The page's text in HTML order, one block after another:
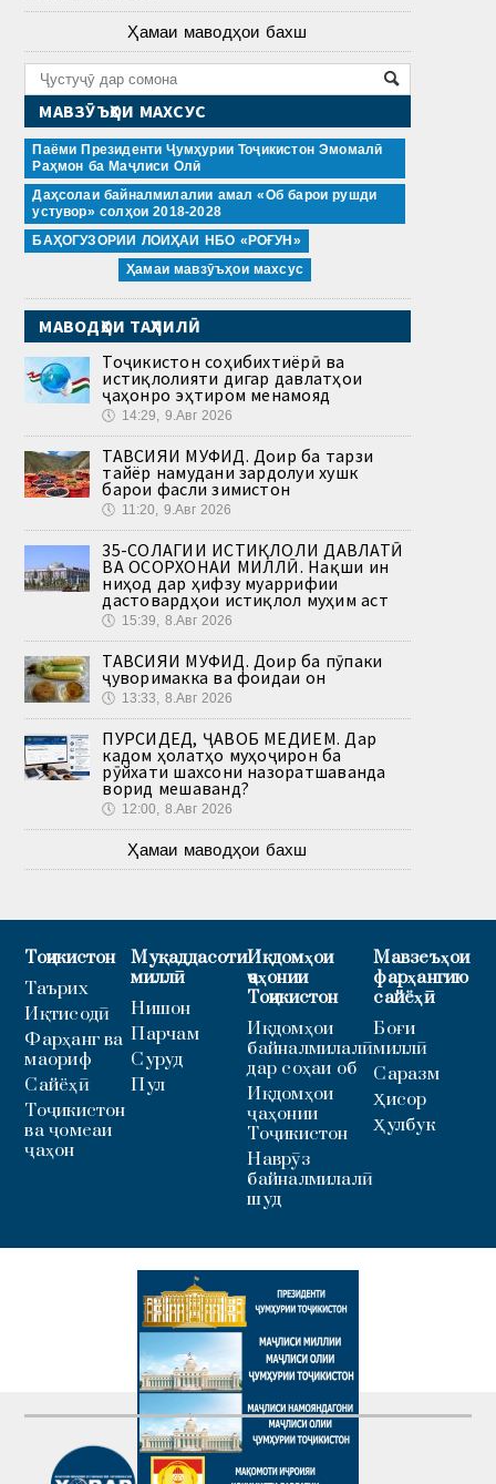
Ҳамаи маводҳои бахш
МАВЗӮЪҲОИ МАХСУС
Паёми Президенти Ҷумҳурии Тоҷикистон Эмомалӣ
Раҳмон ба Маҷлиси Олӣ
Даҳсолаи байналмилалии амал «Об барои рушди
устувор» солҳои 2018-2028
БАҲОГУЗОРИИ ЛОИҲАИ НБО «РОҒУН»
Ҳамаи мавзӯъҳои махсус
МАВОДҲОИ ТАҲЛИЛӢ
Тоҷикистон соҳибихтиёрӣ ва
истиқлолияти дигар давлатҳои
ҷаҳонро эҳтиром менамояд
🕔 14:29, 9.Авг 2026
ТАВСИЯИ МУФИД. Доир ба тарзи
тайёр намудани зардолуи хушк
барои фасли зимистон
🕔 11:20, 9.Авг 2026
35-СОЛАГИИ ИСТИҚЛОЛИ ДАВЛАТӢ
ВА ОСОРХОНАИ МИЛЛӢ. Нақши ин
ниҳод дар ҳифзу муаррифии
дастовардҳои истиқлол муҳим аст
🕔 15:39, 8.Авг 2026
ТАВСИЯИ МУФИД. Доир ба пӯпаки
ҷуворимакка ва фоидаи он
🕔 13:33, 8.Авг 2026
ПУРСИДЕД, ҶАВОБ МЕДИҲЕМ. Дар
кадом ҳолатҳо муҳоҷирон ба
рӯйхати шахсони назоратшаванда
ворид мешаванд?
🕔 12:00, 8.Авг 2026
Ҳамаи маводҳои бахш
Тоҷикистон
Таърих
Иқтисодӣ
Фарҳанг ва
маориф
Сайёҳӣ
Тоҷикистон
ва ҷомеаи
ҷаҳон
Муқаддасоти
миллӣ
Нишон
Парчам
Суруд
Пул
Иқдомҳои
ҷаҳонии
Тоҷикистон
Иқдомҳои
байналмилалӣ
дар соҳаи об
Иқдомҳои
ҷаҳонии
Тоҷикистон
Наврӯз
байналмилалӣ
шуд
Мавзеъҳои
фарҳангию
сайёҳӣ
Боғи
миллӣ
Саразм
Ҳисор
Ҳулбук